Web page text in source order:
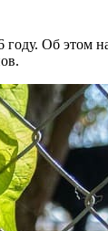
Об этом